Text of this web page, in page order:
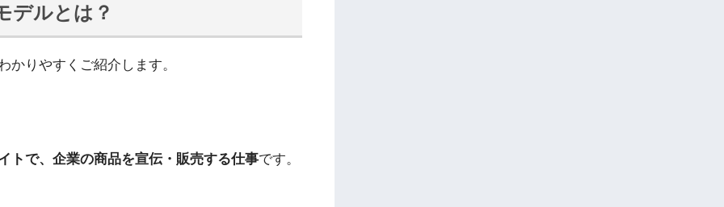
デルとは？
かりやすくご紹介します。
トで、企業の商品を宣伝・販売する仕事です。